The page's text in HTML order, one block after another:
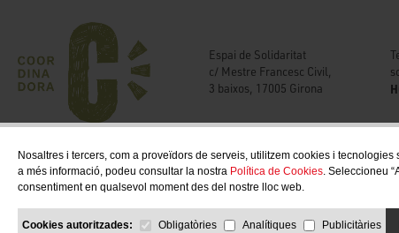
Nosaltres i tercers, com a proveïdors de serveis, utilitzem cookies i
a més informació, podeu consultar la nostra Política de Cookies. Seleccioneu
consentiment en qualsevol moment des del nostre lloc web.
Cookies autoritzades: Obligatòries Analítiques Publicitàries
Espai de Solidaritat
c/ Mestre Francesc Civil,
3 baixos, 17005 Girona